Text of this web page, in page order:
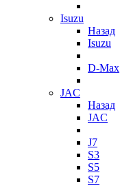
Isuzu
Назад
Isuzu
D-Max
JAC
Назад
JAC
J7
S3
S5
S7